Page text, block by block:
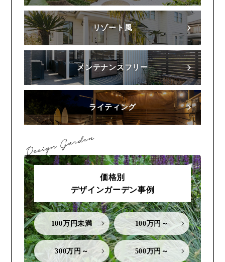
リゾート風
メンテナンスフリー
ライティング
価格別
デザインガーデン事例
100万円未満 100万円～
300万円～ 500万円～